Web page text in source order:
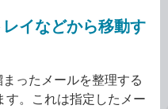
イなどから移動す
ったメールを整理する
す。これは指定したメー